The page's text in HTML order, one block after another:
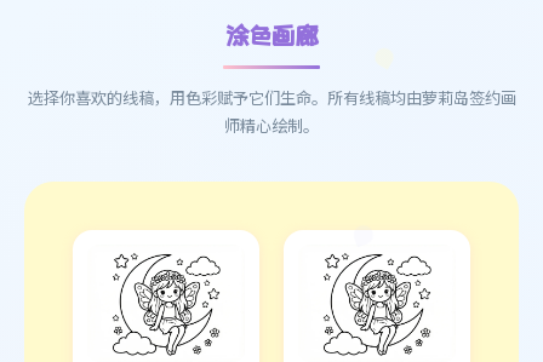
涂色画廊
选择你喜欢的线稿，用色彩赋予它们生命。所有线稿均由萝莉岛签约画
师精心绘制。